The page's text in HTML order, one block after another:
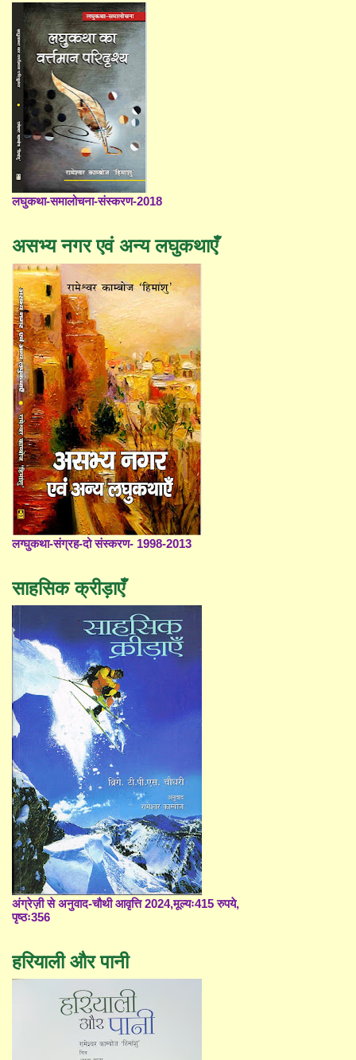
लघुकथा-समालोचना-संस्करण-2018
असभ्य नगर एवं अन्य लघुकथाएँ
लग्घुकथा-संग्रह-दो संस्करण- 1998-2013
साहसिक क्रीड़ाएँ
अंग्रेज़ी से अनुवाद-चौथी आवृत्ति 2024,मूल्यः415 रुपये,
पृष्ठः356
हरियाली और पानी